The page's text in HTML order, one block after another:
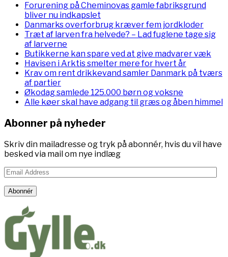
Forurening på Cheminovas gamle fabriksgrund
bliver nu indkapslet
Danmarks overforbrug kræver fem jordkloder
Træt af larven fra helvede? – Lad fuglene tage sig
af larverne
Butikkerne kan spare ved at give madvarer væk
Havisen i Arktis smelter mere for hvert år
Krav om rent drikkevand samler Danmark på tværs
af partier
Økodag samlede 125.000 børn og voksne
Alle køer skal have adgang til græs og åben himmel
Abonner på nyheder
Skriv din mailadresse og tryk på abonnér, hvis du vil have
besked via mail om nye indlæg
Email
Address
Abonnér